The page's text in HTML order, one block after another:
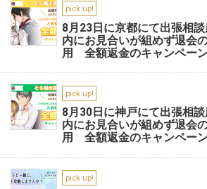
pick up!
8月23日に京都にて出張相
内にお見合いが組めず退会
用 全額返金のキャンペー
pick up!
8月30日に神戸にて出張相
内にお見合いが組めず退会
用 全額返金のキャンペー
pick up!